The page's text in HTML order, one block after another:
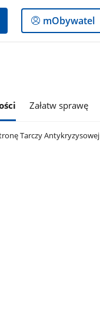
Logowanie
do
mObywatel
Załatw sprawę
Tarczy Antykryzysowej